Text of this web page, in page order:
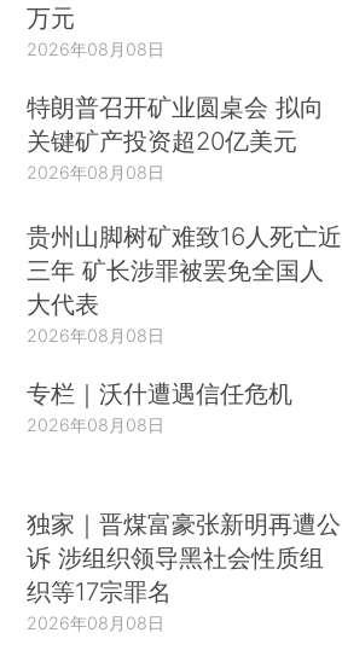
万元
2026年08月08日
特朗普召开矿业圆桌会 拟向
关键矿产投资超20亿美元
2026年08月08日
贵州山脚树矿难致16人死亡近
三年 矿长涉罪被罢免全国人
大代表
2026年08月08日
专栏｜沃什遭遇信任危机
2026年08月08日
独家｜晋煤富豪张新明再遭公
诉 涉组织领导黑社会性质组
织等17宗罪名
2026年08月08日